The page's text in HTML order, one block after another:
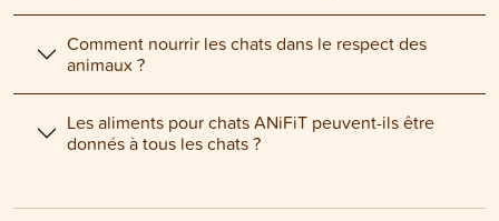
Comment nourrir les chats dans le respect des
animaux ?
Les aliments pour chats ANiFiT peuvent-ils être
donnés à tous les chats ?